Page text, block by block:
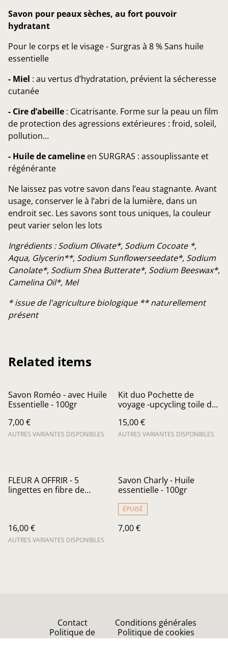
Savon pour peaux sèches, au fort pouvoir
hydratant
Pour le corps et le visage - Surgras à 8 % Sans huile
essentielle
- Miel : au vertus d’hydratation, prévient la sécheresse
cutanée
- Cire d’abeille : Cicatrisante. Forme sur la peau un film
de protection des agressions extérieures : froid, soleil,
pollution…
- Huile de cameline en SURGRAS : assouplissante et
régénérante
Ne laissez pas votre savon dans l’eau stagnante. Avant
usage, conserver le à l’abri de la lumière, dans un
endroit sec. Les savons sont tous uniques, la couleur
peut varier selon les lots
Ingrédients : Sodium Olivate*, Sodium Cocoate *,
Aqua, Glycerin**, Sodium Sunflowerseedate*, Sodium
Canolate*, Sodium Shea Butterate*, Sodium Beeswax*,
Camelina Oil*, Mel
* issue de l'agriculture biologique ** naturellement
présent
Related items
Savon Roméo - avec Huile
Essentielle - 100gr
7,00 €
AUTRES VARIANTES DISPONIBLES
Kit duo Pochette de
voyage -upcycling toile de
15,00 €
AUTRES VARIANTES DISPONIBLES
FLEUR A OFFRIR - 5
lingettes en fibre de
16,00 €
AUTRES VARIANTES DISPONIBLES
Savon Charly - Huile
essentielle - 100gr
ÉPUISÉ
7,00 €
Contact
Conditions générales
Politique de
confidentialité
Politique de cookies